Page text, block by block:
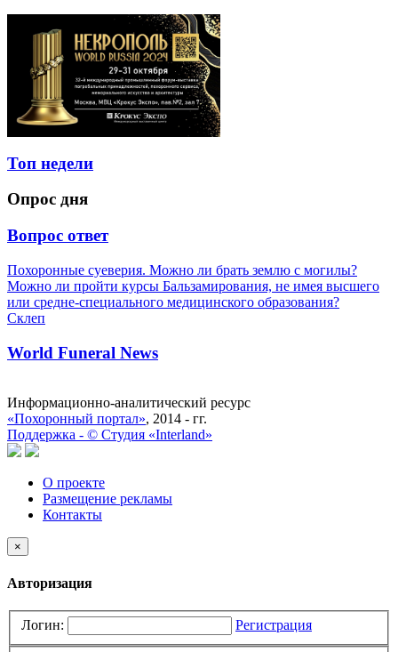
Топ недели
Опрос дня
Вопрос ответ
Похоронные суеверия. Можно ли брать землю с могилы?
Можно ли пройти курсы Бальзамирования, не имея высшего
или средне-специального медицинского образования?
Склеп
World Funeral News
Информационно-аналитический ресурс
«Похоронный портал», 2014 - гг.
Поддержка - © Cтудия «Interland»
О проекте
Размещение рекламы
Контакты
×
Авторизация
Логин: Регистрация